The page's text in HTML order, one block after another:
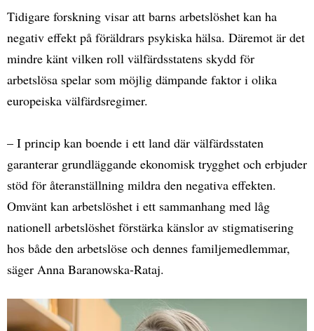
Tidigare forskning visar att barns arbetslöshet kan ha
negativ effekt på föräldrars psykiska hälsa. Däremot är det
mindre känt vilken roll välfärdsstatens skydd för
arbetslösa spelar som möjlig dämpande faktor i olika
europeiska välfärdsregimer.
– I princip kan boende i ett land där välfärdsstaten
garanterar grundläggande ekonomisk trygghet och erbjuder
stöd för återanställning mildra den negativa effekten.
Omvänt kan arbetslöshet i ett sammanhang med låg
nationell arbetslöshet förstärka känslor av stigmatisering
hos både den arbetslöse och dennes familjemedlemmar,
säger Anna Baranowska-Rataj.